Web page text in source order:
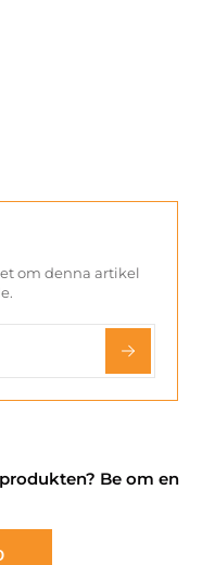
om denna artikel
Be om en